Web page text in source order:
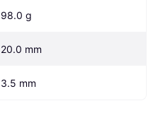
98.0 g
20.0 mm
3.5 mm